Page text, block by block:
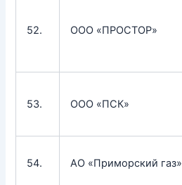
52. ООО «ПРОСТОР»
53. ООО «ПСК»
54. АО «Приморский газ»